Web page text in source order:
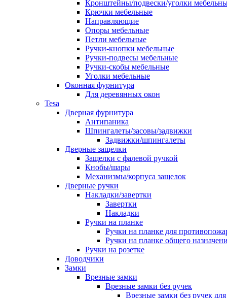
Кронштейны/подвески/уголки
Крючки мебельные
Направляющие
Опоры мебельные
Петли мебельные
Ручки-кнопки мебельные
Ручки-подвесы мебельные
Ручки-скобы мебельные
Уголки мебельные
Оконная фурнитура
Для деревянных окон
Tesa
Дверная фурнитура
Антипаника
Шпингалеты/засовы/задвижки
Задвижки/шпингалеты
Дверные защелки
Защелки с фалевой ручкой
Кнобы/шары
Механизмы/корпуса защелок
Дверные ручки
Накладки/завертки
Завертки
Накладки
Ручки на планке
Ручки на планке для
Ручки на планке общего
Ручки на розетке
Доводчики
Замки
Врезные замки
Врезные замки без ручек
Врезные замки без ручек